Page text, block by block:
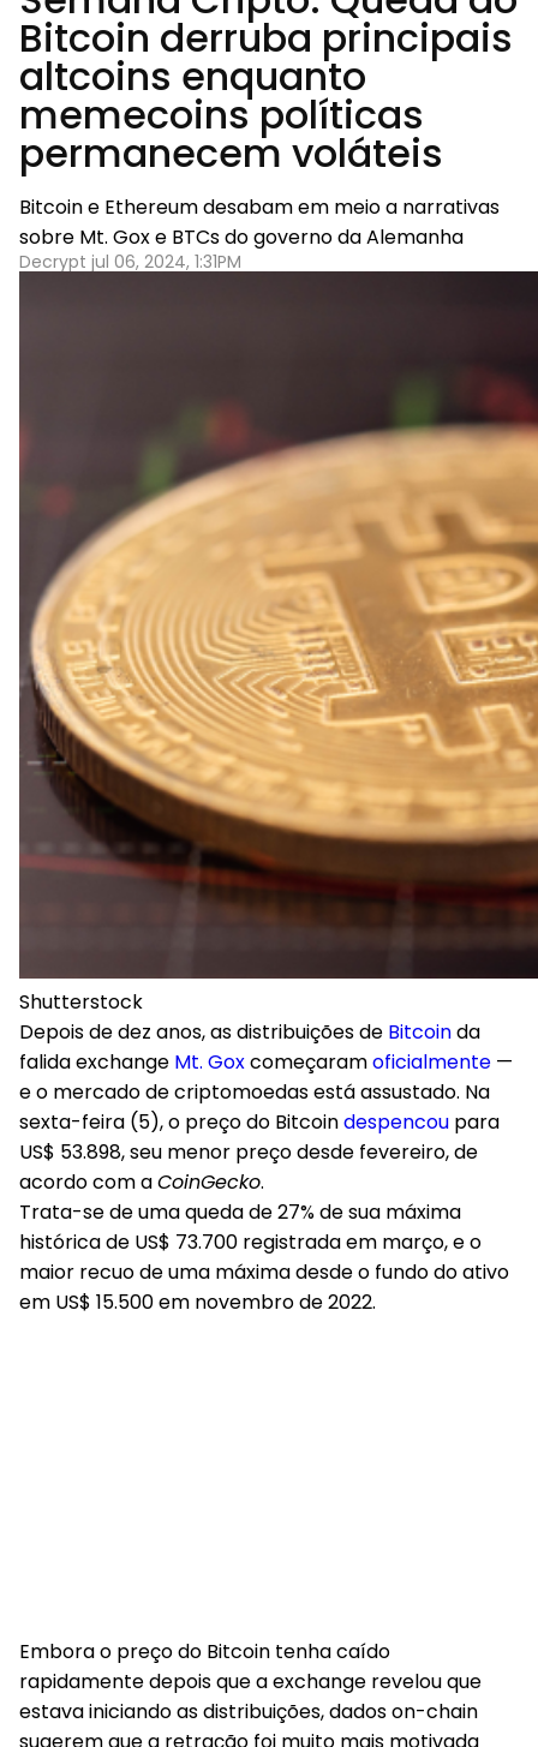
Bitcoin derruba principais
altcoins enquanto
memecoins políticas
permanecem voláteis
Bitcoin e Ethereum desabam em meio a narrativas
sobre Mt. Gox e BTCs do governo da Alemanha
Decrypt jul 06, 2024, 1:31PM
Shutterstock
Depois de dez anos, as distribuições de Bitcoinda
falida exchange Mt. Goxcomeçaramoficialmente —
e o mercado de criptomoedas está assustado. Na
sexta-feira (5), o preço do Bitcoindespencou para
US$ 53.898, seu menor preço desde fevereiro, de
acordo com aCoinGecko.
Trata-se de uma queda de 27% de sua máxima
histórica de US$ 73.700 registrada em março, e o
maior recuo de uma máxima desde o fundo do ativo
em US$ 15.500 em novembro de 2022.
Embora o preço do Bitcoin tenha caído
rapidamente depois que a exchange revelou que
estava iniciando as distribuições, dados on-chain